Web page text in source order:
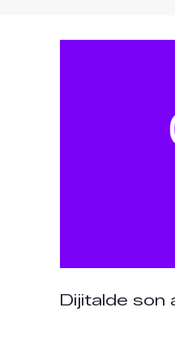
Dijitalde son